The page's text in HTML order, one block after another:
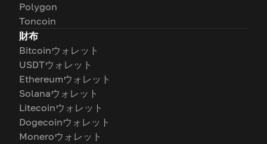
Polygon
Toncoin
財布
Bitcoinウォレット
USDTウォレット
Ethereumウォレット
Solanaウォレット
Litecoinウォレット
Dogecoinウォレット
Moneroウォレット